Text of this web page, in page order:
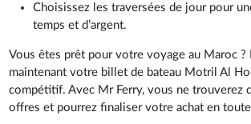
Choisissez les traversées de jour pour
temps et d’argent.
Vous êtes prêt pour votre voyage au Maroc ?
maintenant votre billet de bateau Motril Al
compétitif. Avec Mr Ferry, vous ne trouverez
offres et pourrez finaliser votre achat en